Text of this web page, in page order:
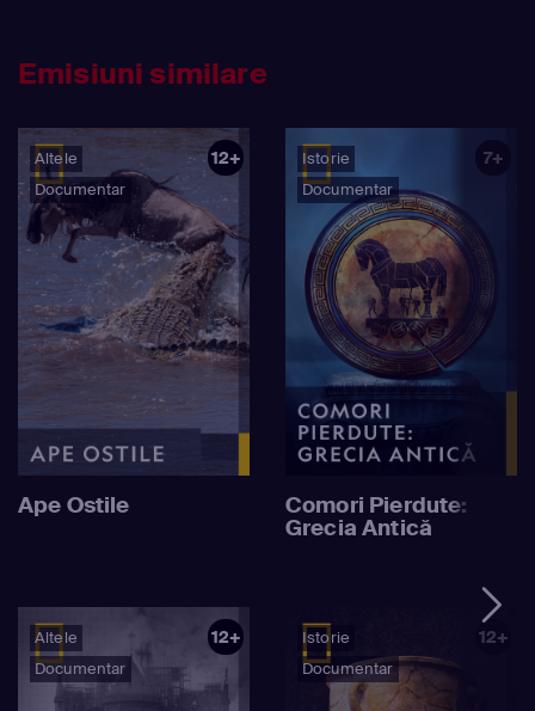
Emisiuni similare
Altele
Documentar
12+
Ape Ostile
Istorie
Documentar
7+
Comori Pierdute:
Grecia Antică
Altele
Documentar
12+
Istorie
Documentar
12+